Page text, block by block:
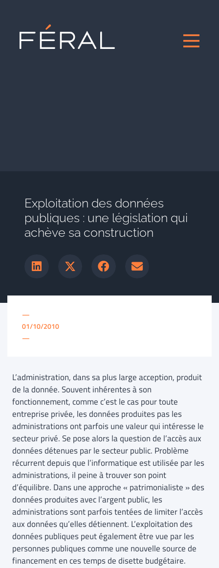
Exploitation des données
publiques : une législation qui
achève sa construction
—
01/10/2010
—
L’administration, dans sa plus large acception, produit
de la donnée. Souvent inhérentes à son
fonctionnement, comme c’est le cas pour toute
entreprise privée, les données produites pas les
administrations ont parfois une valeur qui intéresse le
secteur privé. Se pose alors la question de l’accès aux
données détenues par le secteur public. Problème
récurrent depuis que l’informatique est utilisée par les
administrations, il peine à trouver son point
d’équilibre. Dans une approche « patrimonialiste » des
données produites avec l’argent public, les
administrations sont parfois tentées de limiter l’accès
aux données qu’elles détiennent. L’exploitation des
données publiques peut également être vue par les
personnes publiques comme une nouvelle source de
financement en ces temps de disette budgétaire.